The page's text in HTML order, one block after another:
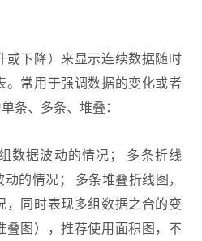
或下降）来显示连续数据随时
。常用于强调数据的变化或者
条、多条、堆叠：
数据波动的情况； 多条折线
的情况； 多条堆叠折线图，
，同时表现多组数据之合的变
叠图），推荐使用面积图，不